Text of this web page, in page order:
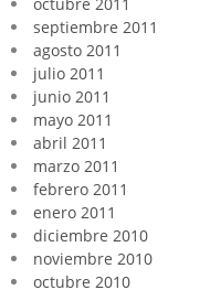
septiembre 2011
agosto 2011
julio 2011
junio 2011
mayo 2011
abril 2011
marzo 2011
febrero 2011
enero 2011
diciembre 2010
noviembre 2010
octubre 2010